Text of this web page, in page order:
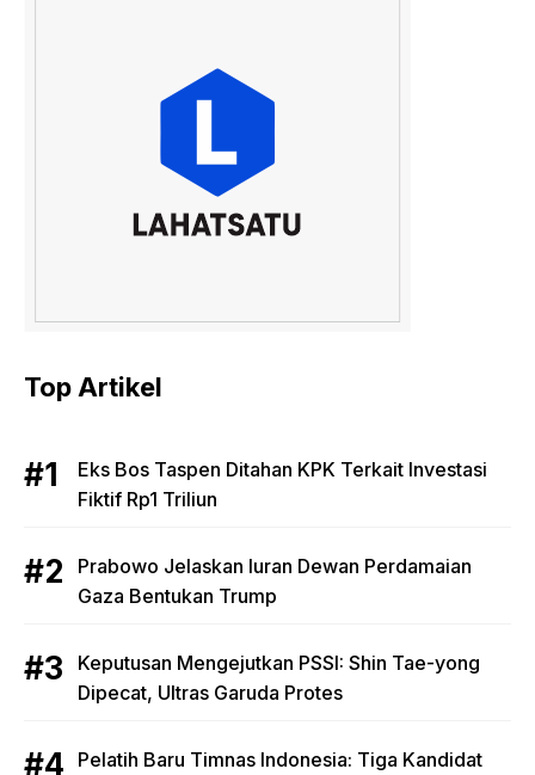
Top Artikel
Eks Bos Taspen Ditahan KPK Terkait Investasi
Fiktif Rp1 Triliun
Prabowo Jelaskan Iuran Dewan Perdamaian
Gaza Bentukan Trump
Keputusan Mengejutkan PSSI: Shin Tae-yong
Dipecat, Ultras Garuda Protes
Pelatih Baru Timnas Indonesia: Tiga Kandidat